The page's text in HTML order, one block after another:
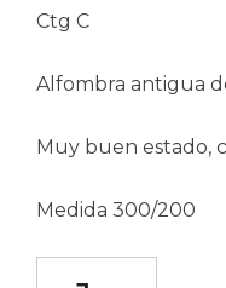
Ctg C
Alfombra antigua
Muy buen estado,
Medida 300/200